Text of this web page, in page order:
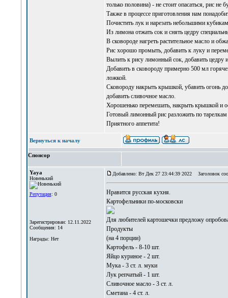
только половина) - не стоит опасаться, рис не
Также в процессе приготовления нам
Почистить лук и нарезать небольшими
Из лимона отжать сок и снять цедру
В сковороде нагреть растительное масло и
Рис хорошо промыть, добавить к луку и
Вылить к рису лимонный сок, добавить цедру
Добавить в сковороду примерно 500 мл
ложкой.
Сковороду накрыть крышкой, убавить огонь
добавить сливочное масло.
Хорошенько перемешать, накрыть крышкой и
Готовый лимонный рис разложить по тарелкам
Приятного аппетита!
Вернуться к началу
Спонсор
Yaya
Новенький
Репутация: 0
Зарегистрирован: 12.11.2022
Сообщения: 14
Награды: Нет
Добавлено: Вт Дек 27 23:44:39 2022 Заголовок
Нравится русская кухня.
Картофельники по-московски
Для любителей картошечки предложу
Продукты
(на 4 порции)
Картофель - 8-10 шт.
Яйцо куриное - 2 шт.
Мука - 3 ст. л. муки
Лук репчатый - 1 шт.
Сливочное масло - 3 ст. л.
Сметана - 4 ст. л.